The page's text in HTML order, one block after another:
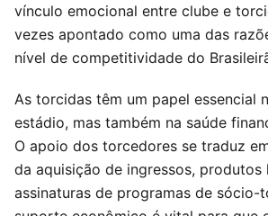
vínculo emocional entre clube e
vezes apontado como uma das
nível de competitividade do
As torcidas têm um papel essencial
estádio, mas também na saúde
O apoio dos torcedores se traduz
da aquisição de ingressos, produtos
assinaturas de programas de sócio-